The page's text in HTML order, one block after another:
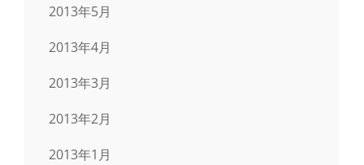
2013年5月
2013年4月
2013年3月
2013年2月
2013年1月